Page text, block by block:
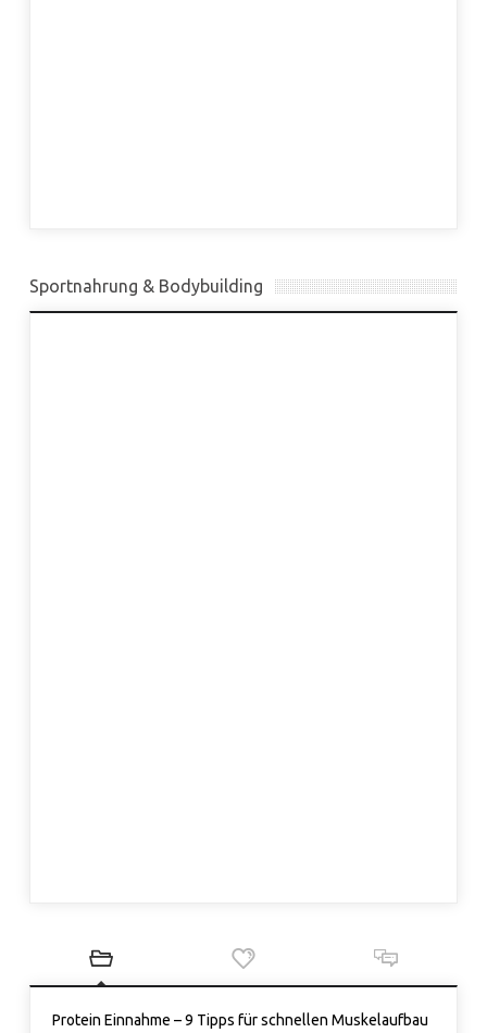
Sportnahrung & Bodybuilding
Protein Einnahme – 9 Tipps für schnellen Muskelaufbau